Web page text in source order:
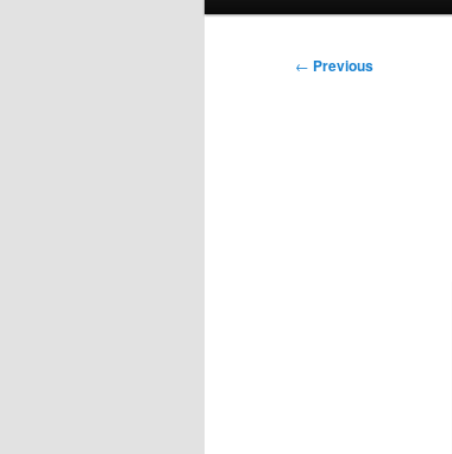
Post
← Previous